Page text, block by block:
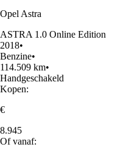
Opel Astra
ASTRA 1.0 Online Edition
2018•
Benzine•
114.509 km•
Handgeschakeld
Kopen:
€
8.945
Of vanaf: